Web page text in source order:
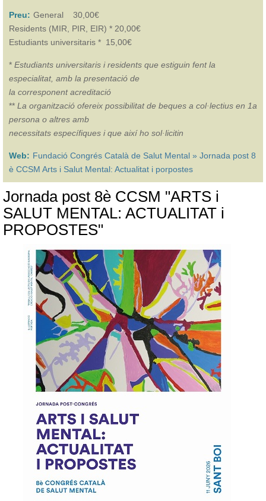
Preu: General 30,00€
Residents (MIR, PIR, EIR) * 20,00€
Estudiants universitaris * 15,00€
* Estudiants universitaris i residents que estiguin fent la
especialitat, amb la presentació de
la corresponent acreditació
** La organització ofereix possibilitat de beques a col·lectius en 1a
persona o altres amb
necessitats específiques i que així ho sol·licitin
Web: Fundació Congrés Català de Salut Mental » Jornada post 8
è CCSM Arts i Salut Mental: Actualitat i porpostes
Jornada post 8è CCSM "ARTS i
SALUT MENTAL: ACTUALITAT i
PROPOSTES"